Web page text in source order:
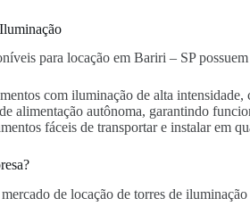
para locação em Bariri – SP
com iluminação de alta intensidade,
alimentação autônoma, garantindo
fáceis de transportar e instalar em
mercado de locação de torres de